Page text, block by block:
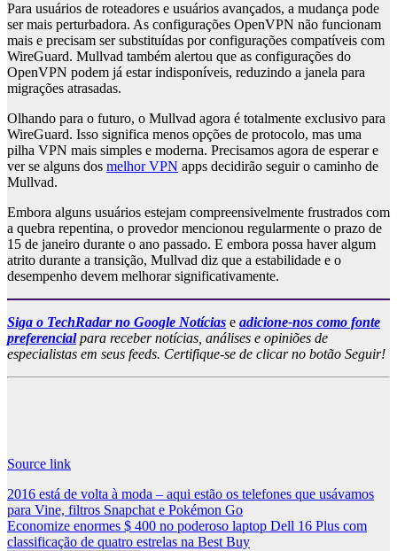
Para usuários de roteadores e usuários avançados, a mudança pode
ser mais perturbadora. As configurações OpenVPN não funcionam
mais e precisam ser substituídas por configurações compatíveis com
WireGuard. Mullvad também alertou que as configurações do
OpenVPN podem já estar indisponíveis, reduzindo a janela para
migrações atrasadas.
Olhando para o futuro, o Mullvad agora é totalmente exclusivo para
WireGuard. Isso significa menos opções de protocolo, mas uma
pilha VPN mais simples e moderna. Precisamos agora de esperar e
ver se alguns dos melhor VPN apps decidirão seguir o caminho de
Mullvad.
Embora alguns usuários estejam compreensivelmente frustrados com
a quebra repentina, o provedor mencionou regularmente o prazo de
15 de janeiro durante o ano passado. E embora possa haver algum
atrito durante a transição, Mullvad diz que a estabilidade e o
desempenho devem melhorar significativamente.
Siga o TechRadar no Google Notícias e adicione-nos como fonte
preferencialpara receber notícias, análises e opiniões de
especialistas em seus feeds. Certifique-se de clicar no botão Seguir!
Source link
Post
navigation
2016 está de volta à moda – aqui estão os telefones que usávamos
para Vine, filtros Snapchat e Pokémon Go
Economize enormes $ 400 no poderoso laptop Dell 16 Plus com
classificação de quatro estrelas na Best Buy